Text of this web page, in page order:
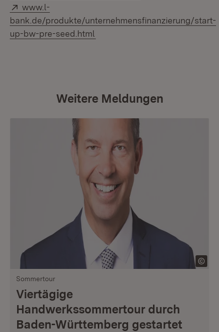
Extern:
www.l-
bank.de/produkte/unternehmensfinanzierung/start-
up-bw-pre-seed.html
Weitere Meldungen
Sommertour
Viertägige
Handwerkssommertour durch
Baden-Württemberg gestartet